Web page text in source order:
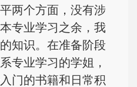
两个方面，没有涉
专业学习之余，我
知识。在准备阶段
专业学习的学姐，
门的书籍和日常积